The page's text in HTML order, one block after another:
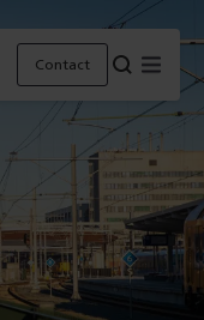
Contact